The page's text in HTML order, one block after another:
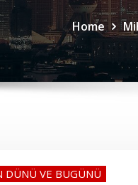
Home
DÜNÜ VE BUGÜNÜ